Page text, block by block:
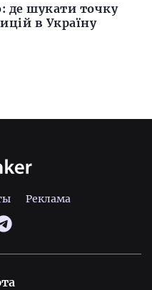
де шукати точку
в Україну
Реклама